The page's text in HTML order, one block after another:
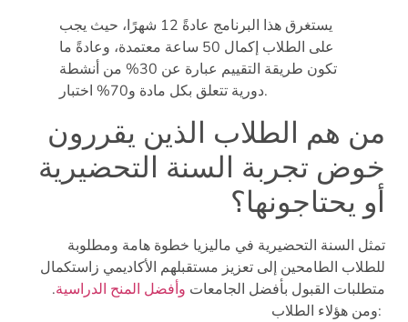
يستغرق هذا البرنامج عادةً 12 شهرًا، حيث يجب
على الطلاب إكمال 50 ساعة معتمدة، وعادةً ما
تكون طريقة التقييم عبارة عن 30% من أنشطة
دورية تتعلق بكل مادة و70% اختبار.
من هم الطلاب الذين يقررون
خوض تجربة السنة التحضيرية
أو يحتاجونها؟
تمثل السنة التحضيرية في ماليزيا خطوة هامة ومطلوبة
للطلاب الطامحين إلى تعزيز مستقبلهم الأكاديمي زاستكمال
متطلبات القبول بأفضل الجامعات وأفضل المنح الدراسية.
ومن هؤلاء الطلاب: